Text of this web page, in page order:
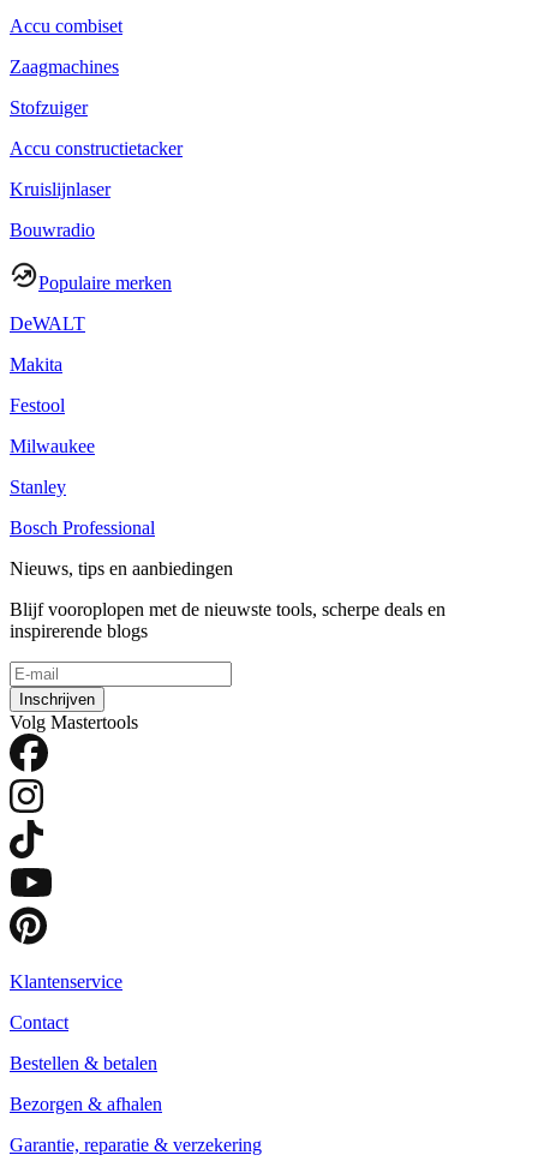
Accu combiset
Zaagmachines
Stofzuiger
Accu constructietacker
Kruislijnlaser
Bouwradio
Populaire merken
DeWALT
Makita
Festool
Milwaukee
Stanley
Bosch Professional
Nieuws, tips en aanbiedingen
Blijf vooroplopen met de nieuwste tools, scherpe deals en
inspirerende blogs
Inschrijven
Volg Mastertools
Klantenservice
Contact
Bestellen & betalen
Bezorgen & afhalen
Garantie, reparatie & verzekering